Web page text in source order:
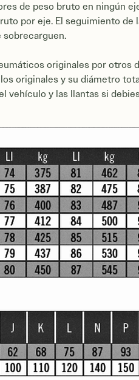
de peso bruto en ningún
por eje. El seguimiento
sobrecarguen.
originales por otros
originales y su diámetro
vehículo y las llantas si